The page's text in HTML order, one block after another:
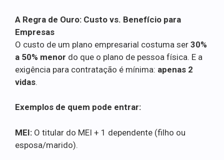
A Regra de Ouro: Custo vs. Benefício para
Empresas
O custo de um plano empresarial costuma ser 30%
a 50% menor do que o plano de pessoa física. E a
exigência para contratação é mínima: apenas 2
vidas.
Exemplos de quem pode entrar:
MEI: O titular do MEI + 1 dependente (filho ou
esposa/marido).